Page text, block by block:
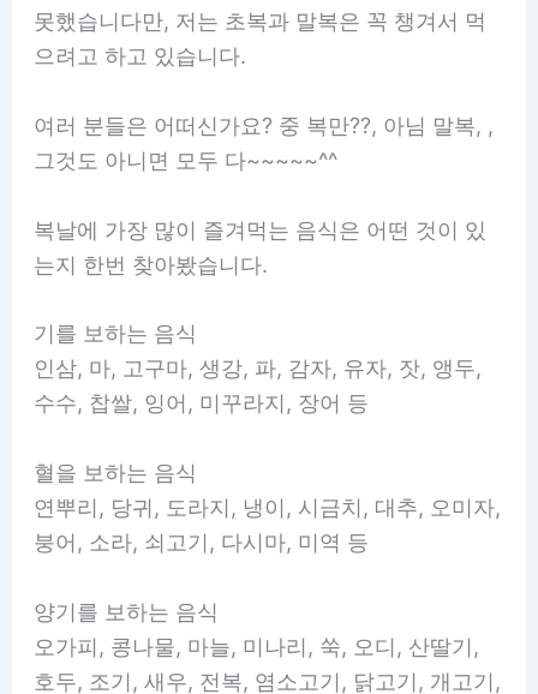
못했습니다만, 저는 초복과 말복은 꼭 챙겨서 먹
으려고 하고 있습니다.
여러 분들은 어떠신가요? 중 복만??, 아님 말복, ,
그것도 아니면 모두 다~~~~~^^
복날에 가장 많이 즐겨먹는 음식은 어떤 것이 있
는지 한번 찾아봤습니다.
기를 보하는 음식
인삼, 마, 고구마, 생강, 파, 감자, 유자, 잣, 앵두,
수수, 찹쌀, 잉어, 미꾸라지, 장어 등
혈을 보하는 음식
연뿌리, 당귀, 도라지, 냉이, 시금치, 대추, 오미자,
붕어, 소라, 쇠고기, 다시마, 미역 등
양기를 보하는 음식
오가피, 콩나물, 마늘, 미나리, 쑥, 오디, 산딸기,
호두, 조기, 새우, 전복, 염소고기, 닭고기, 개고기,